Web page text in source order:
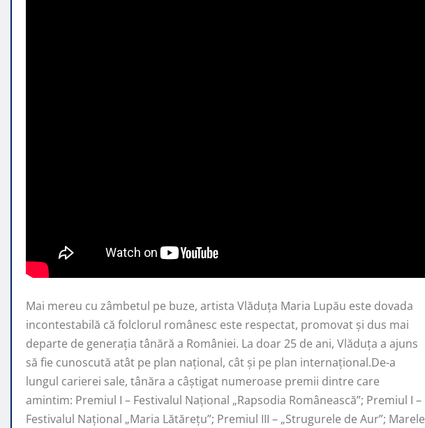
Mai mereu cu zâmbetul pe buze, artista Vlăduța Maria Lupău este dovada
incontestabilă că folclorul românesc este respectat, promovat şi dus mai
departe de generaţia tânără a României. La doar 25 de ani, Vlăduța a ajuns
să fie cunoscută atât pe plan naţional, cât şi pe plan internaţional.De-a
lungul carierei sale, tânăra a câştigat numeroase premii dintre care
amintim: Premiul I – Festivalul Național „Rapsodia Românească”; Premiul I –
Festivalul Național „Maria Lătărețu”; Premiul III – „Strugurele de Aur”; Marele